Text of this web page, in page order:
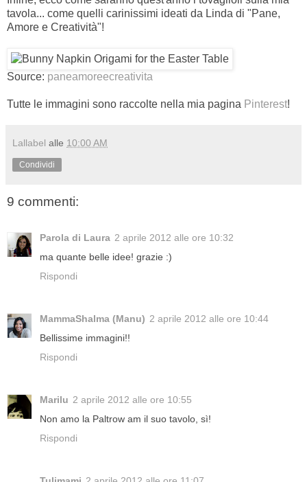
tavola... come quelli carinissimi ideati da Linda di "Pane,
Amore e Creatività"!
Source: paneamoreecreativita
Tutte le immagini sono raccolte nella mia pagina Pinterest!
Lallabel alle 10:00 AM
Condividi
9 commenti:
Parola di Laura 2 aprile 2012 alle ore 10:32
ma quante belle idee! grazie :)
Rispondi
MammaShalma (Manu) 2 aprile 2012 alle ore 10:44
Bellissime immagini!!
Rispondi
Marilu 2 aprile 2012 alle ore 10:55
Non amo la Paltrow am il suo tavolo, sì!
Rispondi